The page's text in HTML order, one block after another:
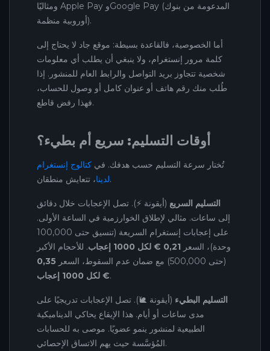
ومثاليًا Apple Pay وGoogle Pay (المدعومة من بنوك
أوروبية منظمة).
أما الخصوصية، فالقاعدة بسيطة: موقع جاد لا يحتاج إلى
كلمة مرور إنستغرام، ولا ينبغي أن يطلب أي معلومات
شخصية تتجاوز بريد التواصل والرابط العام للمنشور. إذا
طُلب منك رقم هاتف أو عنوان كامل أو وصول للحساب،
فهذا رفض قاطع.
أوقات التسليم: سريع أم بطيء؟
تُختار سرعة التسليم حسب هدفك. في كتالوج إنستغرام
لدينا، تتعايش منطقان.
التسليم السريع (أيقونة ⚡). تصل الإعجابات خلال دقائق
إلى ساعات. مثالي لإطلاق الخوارزمية في الساعة الأولى.
على إعجابات إنستغرام السريعة (تنسيق حتى 100,000
وحدة)، السعر 0,21 € لكل 1000 إعجاب
. للأحجام الأكبر
(حتى 500,000) مع ضمان عدم السقوط، السعر
0,35
€ لكل 1000 إعجاب.
التسليم البطيء (أيقونة 🐌). تصل الإعجابات تدريجيًا على
مدى ساعات أو أيام. هذا الإيقاع يحاكي الديناميكية
الطبيعية لمنشور ينمو عضويًا. موصى به للحسابات
المُؤسَّسة حيث يهم الاتساق الإحصائي.